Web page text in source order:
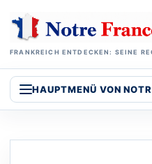
FRANKREICH ENTDECKEN: SEINE
HAUPTMENÜ VON